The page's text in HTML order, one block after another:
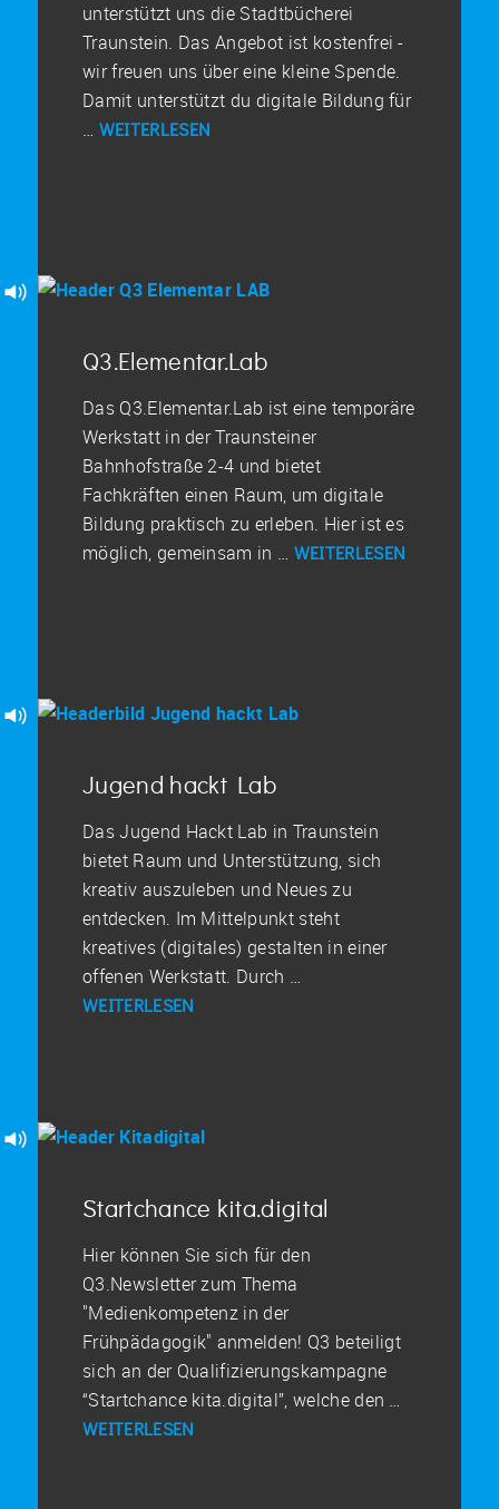
unterstützt uns die Stadtbücherei
Traunstein. Das Angebot ist kostenfrei -
wir freuen uns über eine kleine Spende.
Damit unterstützt du digitale Bildung für
… WEITERLESEN
Q3.Elementar.Lab
Das Q3.Elementar.Lab ist eine temporäre
Werkstatt in der Traunsteiner
Bahnhofstraße 2-4 und bietet
Fachkräften einen Raum, um digitale
Bildung praktisch zu erleben. Hier ist es
möglich, gemeinsam in … WEITERLESEN
Jugend hackt Lab
Das Jugend Hackt Lab in Traunstein
bietet Raum und Unterstützung, sich
kreativ auszuleben und Neues zu
entdecken. Im Mittelpunkt steht
kreatives (digitales) gestalten in einer
offenen Werkstatt. Durch …
WEITERLESEN
Startchance kita.digital
Hier können Sie sich für den
Q3.Newsletter zum Thema
"Medienkompetenz in der
Frühpädagogik" anmelden! Q3 beteiligt
sich an der Qualifizierungskampagne
“Startchance kita.digital”, welche den …
WEITERLESEN